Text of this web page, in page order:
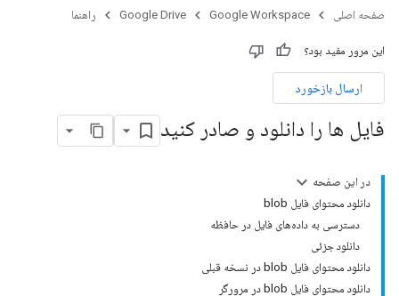
صفحه اصلی Google Workspace
Google Drive راهنما
این مرور مفید بود؟
ارسال بازخورد
فایل ها را دانلود و صادر کنید
در این صفحه
دانلود محتوای فایل blob
دسترسی به داده‌های فایل در حافظه
دانلود جزئی
دانلود محتوای فایل blob در نسخه قبلی
دانلود محتوای فایل blob در مرورگر